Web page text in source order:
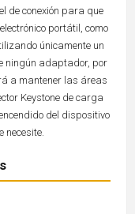
de conexión para que
portátil, como
únicamente un
ningún adaptador, por
a mantener las áreas
Keystone de carga
del dispositivo
necesite.